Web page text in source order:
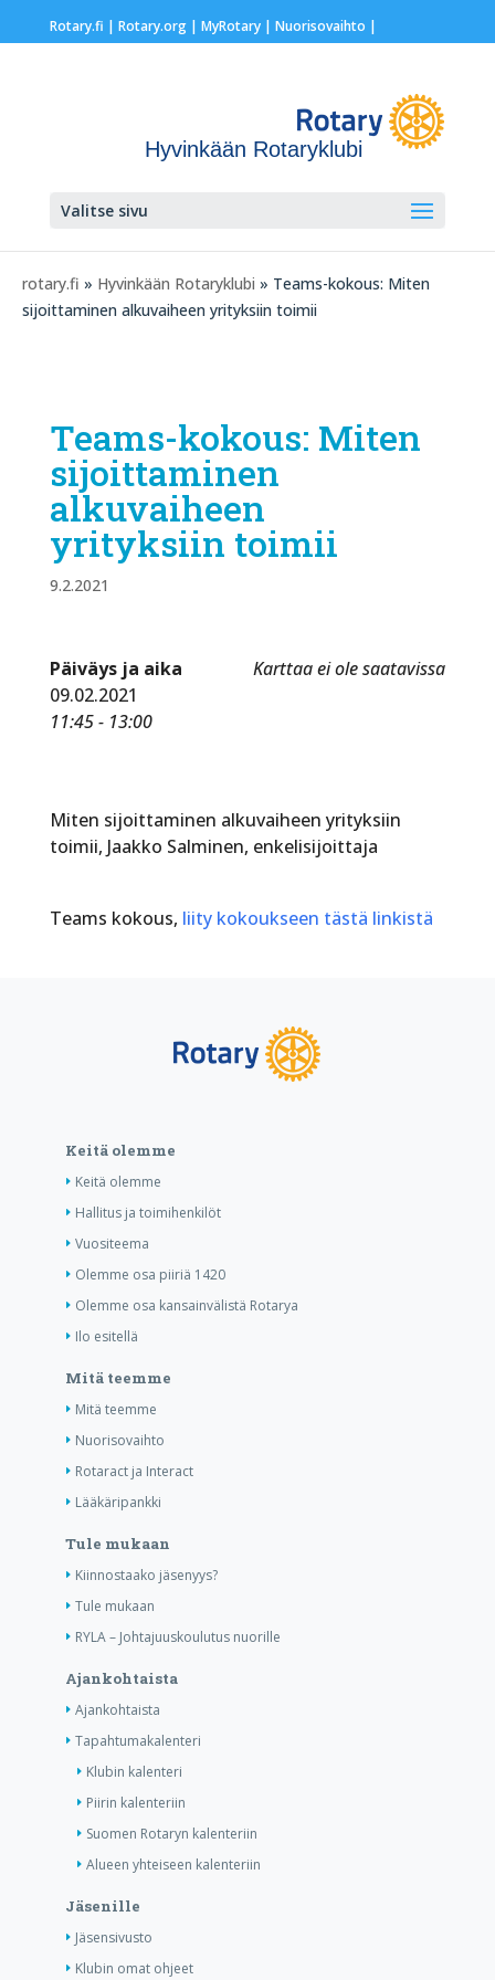
Rotary.fi | Rotary.org| MyRotary | Nuorisovaihto |
Hyvinkään Rotaryklubi
Valitse sivu
rotary.fi » Hyvinkään Rotaryklubi » Teams-kokous: Miten
sijoittaminen alkuvaiheen yrityksiin toimii
Teams-kokous: Miten
sijoittaminen
alkuvaiheen
yrityksiin toimii
9.2.2021
Karttaa ei ole saatavissa
Päiväys ja aika
09.02.2021
11:45 - 13:00
Miten sijoittaminen alkuvaiheen yrityksiin
toimii, Jaakko Salminen, enkelisijoittaja
Teams kokous, liity kokoukseen tästä linkistä
Keitä olemme
Keitä olemme
Hallitus ja toimihenkilöt
Vuositeema
Olemme osa piiriä 1420
Olemme osa kansainvälistä Rotarya
Ilo esitellä
Mitä teemme
Mitä teemme
Nuorisovaihto
Rotaract ja Interact
Lääkäripankki
Tule mukaan
Kiinnostaako jäsenyys?
Tule mukaan
RYLA – Johtajuuskoulutus nuorille
Ajankohtaista
Ajankohtaista
Tapahtumakalenteri
Klubin kalenteri
Piirin kalenteriin
Suomen Rotaryn kalenteriin
Alueen yhteiseen kalenteriin
Jäsenille
Jäsensivusto
Klubin omat ohjeet